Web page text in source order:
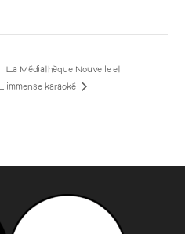
La Médiathèque Nouvelle et
L’immense karaoké